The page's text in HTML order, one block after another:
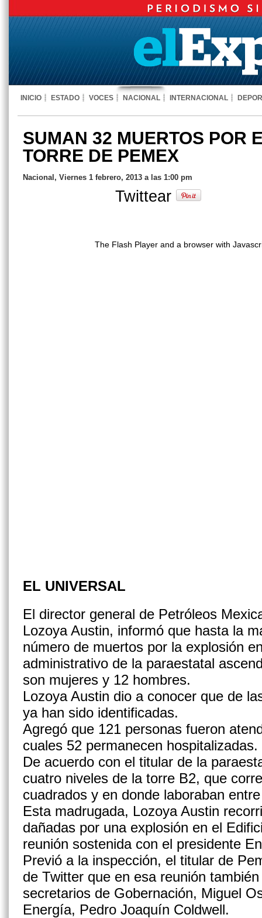
INICIO ESTADO VOCES NACIONAL INTERNACIONAL
SUMAN 32 MUERTOS POR
TORRE DE PEMEX
Nacional, Viernes 1 febrero, 2013 a las 1:00 pm
Twittear
The Flash Player and a browser with
EL UNIVERSAL
El director general de Petróleos
Lozoya Austin, informó que hasta la
número de muertos por la explosión
administrativo de la paraestatal
son mujeres y 12 hombres.
Lozoya Austin dio a conocer que de
ya han sido identificadas.
Agregó que 121 personas fueron
cuales 52 permanecen hospitalizadas.
De acuerdo con el titular de la
cuatro niveles de la torre B2, que
cuadrados y en donde laboraban
Esta madrugada, Lozoya Austin
dañadas por una explosión en el
reunión sostenida con el presidente
Previó a la inspección, el titular de
de Twitter que en esa reunión
secretarios de Gobernación, Miguel
Energía, Pedro Joaquín Coldwell.